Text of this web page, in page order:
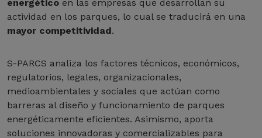
energético en las empresas que desarrollan su
actividad en los parques, lo cual se traducirá en una
mayor competitividad.
S-PARCS analiza los factores técnicos, económicos,
regulatorios, legales, organizacionales,
medioambientales y sociales que actúan como
barreras al diseño y funcionamiento de parques
energéticamente eficientes. Asimismo, aporta
soluciones innovadoras y comercializables para